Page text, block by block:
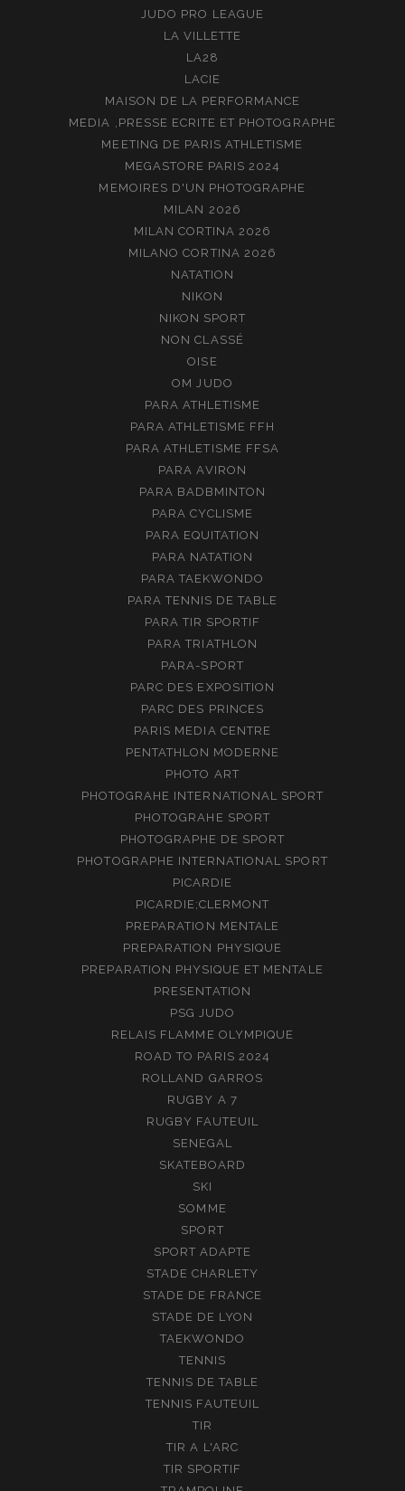
JUDO PRO LEAGUE
LA VILLETTE
LA28
LACIE
MAISON DE LA PERFORMANCE
MEDIA ,PRESSE ECRITE ET PHOTOGRAPHE
MEETING DE PARIS ATHLETISME
MEGASTORE PARIS 2024
MEMOIRES D'UN PHOTOGRAPHE
MILAN 2026
MILAN CORTINA 2026
MILANO CORTINA 2026
NATATION
NIKON
NIKON SPORT
NON CLASSÉ
OISE
OM JUDO
PARA ATHLETISME
PARA ATHLETISME FFH
PARA ATHLETISME FFSA
PARA AVIRON
PARA BADBMINTON
PARA CYCLISME
PARA EQUITATION
PARA NATATION
PARA TAEKWONDO
PARA TENNIS DE TABLE
PARA TIR SPORTIF
PARA TRIATHLON
PARA-SPORT
PARC DES EXPOSITION
PARC DES PRINCES
PARIS MEDIA CENTRE
PENTATHLON MODERNE
PHOTO ART
PHOTOGRAHE INTERNATIONAL SPORT
PHOTOGRAHE SPORT
PHOTOGRAPHE DE SPORT
PHOTOGRAPHE INTERNATIONAL SPORT
PICARDIE
PICARDIE;CLERMONT
PREPARATION MENTALE
PREPARATION PHYSIQUE
PREPARATION PHYSIQUE ET MENTALE
PRESENTATION
PSG JUDO
RELAIS FLAMME OLYMPIQUE
ROAD TO PARIS 2024
ROLLAND GARROS
RUGBY A 7
RUGBY FAUTEUIL
SENEGAL
SKATEBOARD
SKI
SOMME
SPORT
SPORT ADAPTE
STADE CHARLETY
STADE DE FRANCE
STADE DE LYON
TAEKWONDO
TENNIS
TENNIS DE TABLE
TENNIS FAUTEUIL
TIR
TIR A L'ARC
TIR SPORTIF